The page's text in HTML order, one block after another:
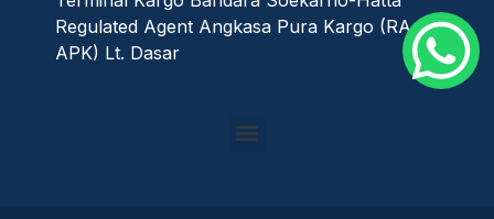
Regulated Agent Angkasa Pura Kargo (RA
APK) Lt. Dasar